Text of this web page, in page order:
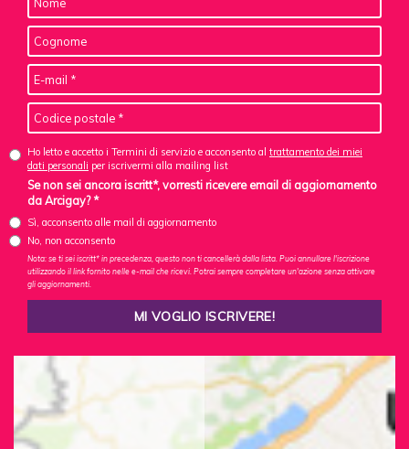
Ho letto e accetto i Termini di servizio e acconsento al trattamento dei miei
dati personali per iscrivermi alla mailing list
Se non sei ancora iscritt*, vorresti ricevere email di aggiornamento
da Arcigay? *
Sì, acconsento alle mail di aggiornamento
No, non acconsento
Nota: se ti sei iscritt* in precedenza, questo non ti cancellerà dalla lista. Puoi annullare l'iscrizione
utilizzando il link fornito nelle e-mail che ricevi. Potrai sempre completare un'azione senza attivare
gli aggiornamenti.